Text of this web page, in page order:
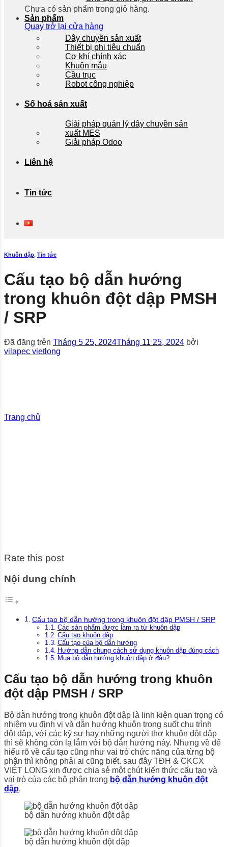
Chưa có sản phẩm trong giỏ hàng.
Quay trở lại cửa hàng
Sản phẩm
Dây chuyền sản xuất
Thiết bị phi tiêu chuẩn
Cơ khí chính xác
Khuôn mẫu
Cầu trục
Robot công nghiệp
Số hoá sản xuất
Giải pháp quản lý dây chuyền sản
xuất MES
Giải pháp Odoo
Liên hệ
Tin tức
Khuôn dập, Tin tức
Cấu tạo bộ dẫn hướng
trong khuôn đột dập PMSH
/ SRP
Đã đăng trên Tháng 5 25, 2024Tháng 11 25, 2024 bởi
vilapec vietlong
Trang chủ
Rate this post
Nội dung chính
Cấu tạo bộ dẫn hướng trong khuôn đột dập PMSH / SRP
Các sản phẩm được làm ra từ khuôn dập
Cấu tạo khuôn dập
Cấu tạo của bộ dẫn hướng
Hướng dẫn chung cách sử dụng khuôn dập đúng cách
Mua bộ dẫn hướng khuôn dập ở đâu?
Cấu tạo bộ dẫn hướng trong khuôn
đột dập PMSH / SRP
Bộ dẫn hướng trong khuôn đột dập là linh kiện quan trọng có
nhiệm vụ định vị và dẫn hướng khuôn trong suốt chu trình
đột dâp, với các kỹ sư hay những người thợ khuôn đột dập
thì sẽ không còn lạ lẫm với bộ dẫn hướng này. Nhưng về để
hiểu rõ về cấu tạo cũng như vai trò chức năng của từng bộ
phận thì không phải ai cũng biết. sau đây TĐH & CKCX
VIỆT LONG xin được chia sẻ một chút kiến thức cấu tạo và
vai trò của các bộ phận trong bộ dẫn hướng khuôn đột
dập.
bộ dẫn hướng khuôn đột dập
bộ dẫn hướng khuôn đột dập